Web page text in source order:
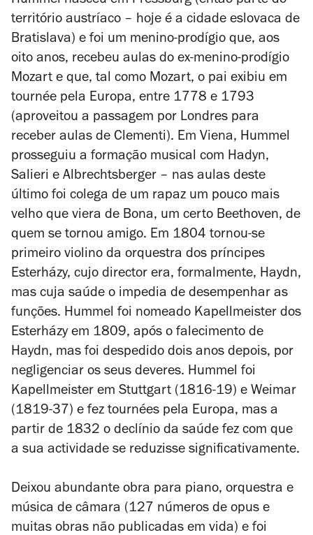
território austríaco – hoje é a cidade eslovaca de
Bratislava) e foi um menino-prodígio que, aos
oito anos, recebeu aulas do ex-menino-prodígio
Mozart e que, tal como Mozart, o pai exibiu em
tournée pela Europa, entre 1778 e 1793
(aproveitou a passagem por Londres para
receber aulas de Clementi). Em Viena, Hummel
prosseguiu a formação musical com Hadyn,
Salieri e Albrechtsberger – nas aulas deste
último foi colega de um rapaz um pouco mais
velho que viera de Bona, um certo Beethoven, de
quem se tornou amigo. Em 1804 tornou-se
primeiro violino da orquestra dos príncipes
Esterházy, cujo director era, formalmente, Haydn,
mas cuja saúde o impedia de desempenhar as
funções. Hummel foi nomeado Kapellmeister dos
Esterházy em 1809, após o falecimento de
Haydn, mas foi despedido dois anos depois, por
negligenciar os seus deveres. Hummel foi
Kapellmeister em Stuttgart (1816-19) e Weimar
(1819-37) e fez tournées pela Europa, mas a
partir de 1832 o declínio da saúde fez com que
a sua actividade se reduzisse significativamente.
Deixou abundante obra para piano, orquestra e
música de câmara (127 números de opus e
muitas obras não publicadas em vida) e foi